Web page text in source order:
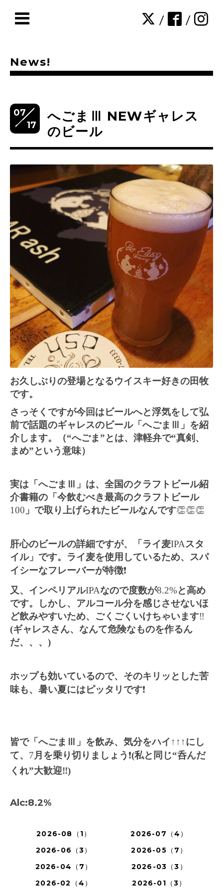
/ /
News!
07
17
へごまⅢ NEWギャレス
のビール
お久しぶりの登場となるウイスキー好きの田牧
です。
さっそくですが今回はビールへと浮気をして弘
前で話題のギャレスのビール「へごまⅢ」を紹
介します。（“へごま”とは、津軽弁で“真剣、
まめ”という意味）
実は「へごまⅢ」は、全国のクラフトビール紹
介書籍の「今飲むべき最高のクラフトビール
100 」で取り上げられたビールなんです👏👏👏
肝心のビールの詳細ですが、「ライ麦IPAスタ
イル」です。ライ麦を使用しているため、スパ
イシーなフレーバーが特徴❗️
又、インペリアルIPAなので度数が8.2%と高め
です。しかし、アルコール分を感じさせないほ
ど飲みやすいため、ごくごくいけちゃいます‼️
(ギャレスさん、なんて危険なものを作るん
だ、、、)
ホップも効いているので、そのキリッとした苦
味も、暑い夏にはピッタリです❗️
皆で「へごまⅢ」を飲み、気分をハイ↑↑↑にし
て、 7月を乗り切りましょう ❗️(私と同じ“呑んだ
くれ”大歓迎‼️)
Alc:8.2%
2026-08（1）
2026-07（4）
2026-06（3）
2026-05（7）
2026-04（7）
2026-03（3）
2026-02（4）
2026-01（3）